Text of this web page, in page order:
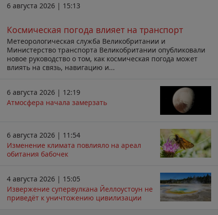
6 августа 2026 | 15:13
Космическая погода влияет на транспорт
Метеорологическая служба Великобритании и
Министерство транспорта Великобритании опубликовали
новое руководство о том, как космическая погода может
влиять на связь, навигацию и...
6 августа 2026 | 12:19
Атмосфера начала замерзать
6 августа 2026 | 11:54
Изменение климата повлияло на ареал
обитания бабочек
4 августа 2026 | 15:05
Извержение супервулкана Йеллоустоун не
приведёт к уничтожению цивилизации